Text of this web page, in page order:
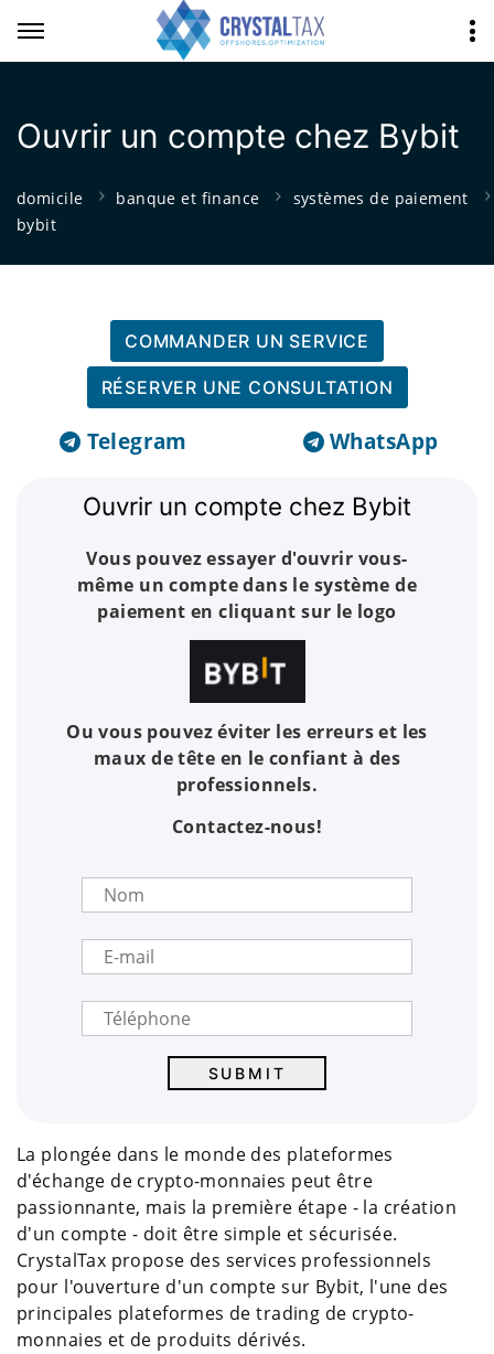
Ouvrir un compte chez Bybit
domicile banque et finance
systèmes de paiement
bybit
COMMANDER UN SERVICE
RÉSERVER UNE CONSULTATION
Telegram WhatsApp
Ouvrir un compte chez Bybit
Vous pouvez essayer d'ouvrir vous-
même un compte dans le système de
paiement en cliquant sur le logo
Ou vous pouvez éviter les erreurs et les
maux de tête en le confiant à des
professionnels.
Contactez-nous!
La plongée dans le monde des plateformes
d'échange de crypto-monnaies peut être
passionnante, mais la première étape - la création
d'un compte - doit être simple et sécurisée.
CrystalTax propose des services professionnels
pour l'ouverture d'un compte sur Bybit, l'une des
principales plateformes de trading de crypto-
monnaies et de produits dérivés.